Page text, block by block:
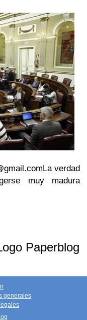
La verdad
muy madura
generales